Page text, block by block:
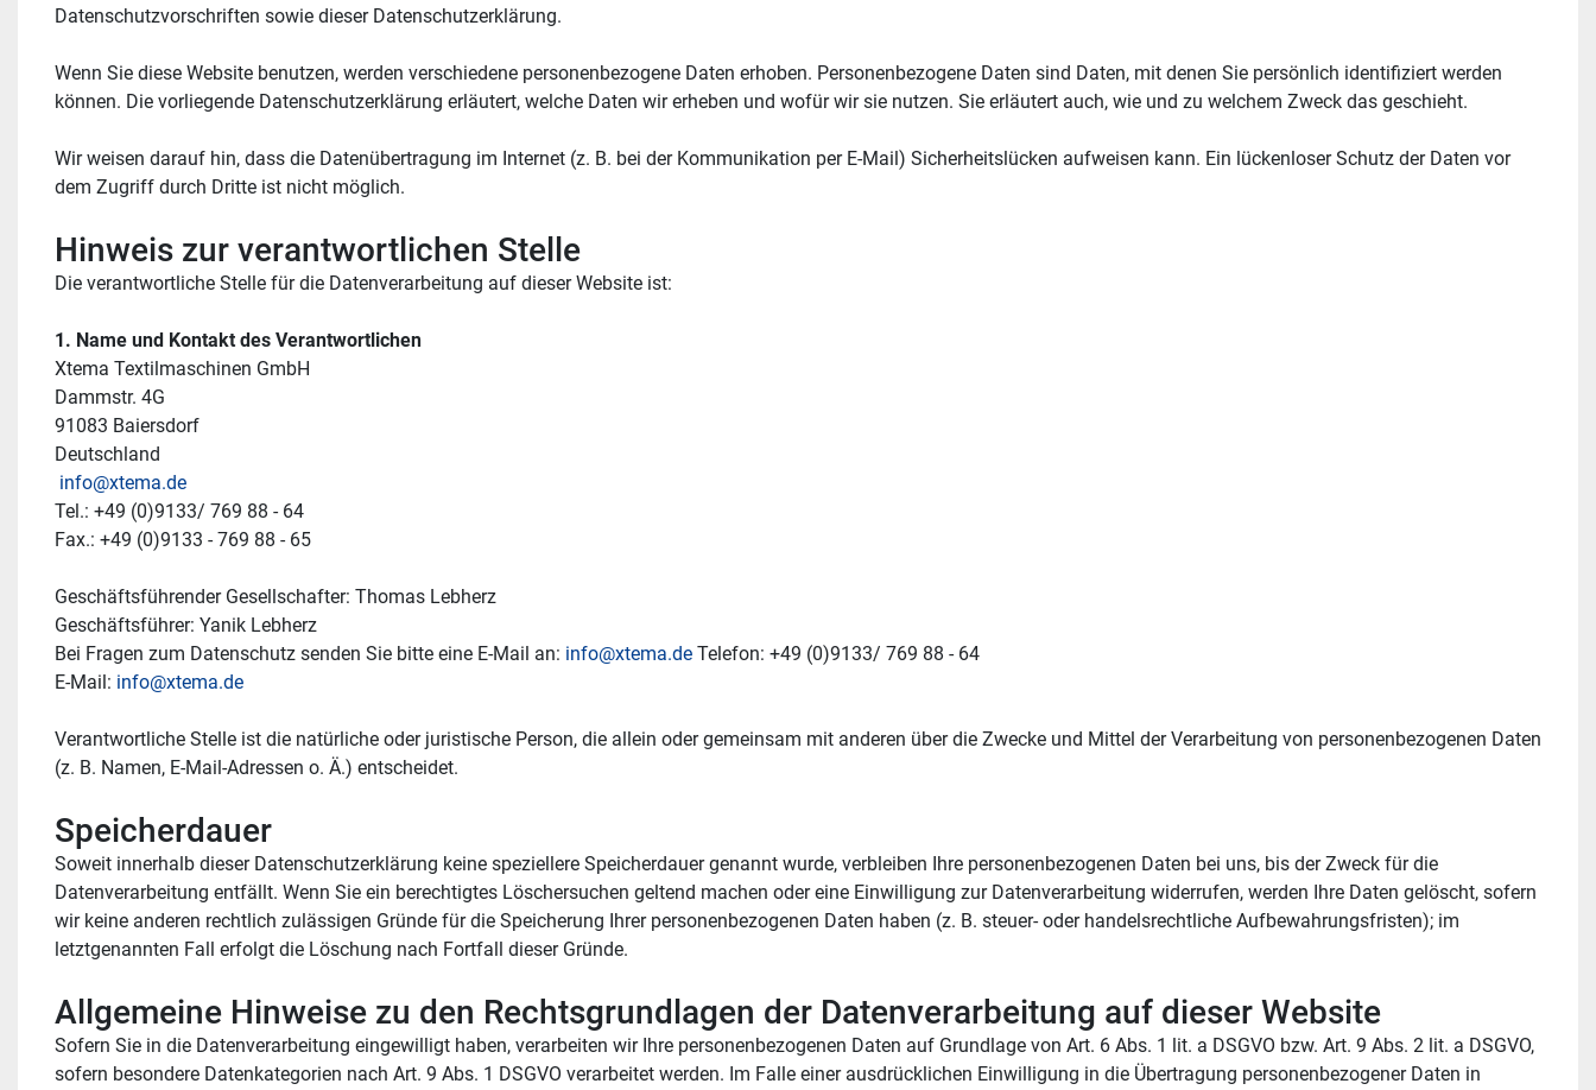
Datenschutzvorschriften sowie dieser Datenschutzerklärung.
Wenn Sie diese Website benutzen, werden verschiedene personenbezogene Daten erhoben. Personenbezogene Daten sind Daten, mit denen Sie persönlich identifiziert werden
können. Die vorliegende Datenschutzerklärung erläutert, welche Daten wir erheben und wofür wir sie nutzen. Sie erläutert auch, wie und zu welchem Zweck das geschieht.
Wir weisen darauf hin, dass die Datenübertragung im Internet (z. B. bei der Kommunikation per E-Mail) Sicherheitslücken aufweisen kann. Ein lückenloser Schutz der Daten vor
dem Zugriff durch Dritte ist nicht möglich.
Hinweis zur verantwortlichen Stelle
Die verantwortliche Stelle für die Datenverarbeitung auf dieser Website ist:
1. Name und Kontakt des Verantwortlichen
Xtema Textilmaschinen GmbH
Dammstr. 4G
91083 Baiersdorf
Deutschland
info@xtema.de
Tel.: +49 (0)9133/ 769 88 - 64
Fax.: +49 (0)9133 - 769 88 - 65
Geschäftsführender Gesellschafter: Thomas Lebherz
Geschäftsführer: Yanik Lebherz
Bei Fragen zum Datenschutz senden Sie bitte eine E-Mail an: info@xtema.de Telefon: +49 (0)9133/ 769 88 - 64
E-Mail: info@xtema.de
Verantwortliche Stelle ist die natürliche oder juristische Person, die allein oder gemeinsam mit anderen über die Zwecke und Mittel der Verarbeitung von personenbezogenen Daten
(z. B. Namen, E-Mail-Adressen o. Ä.) entscheidet.
Speicherdauer
Soweit innerhalb dieser Datenschutzerklärung keine speziellere Speicherdauer genannt wurde, verbleiben Ihre personenbezogenen Daten bei uns, bis der Zweck für die
Datenverarbeitung entfällt. Wenn Sie ein berechtigtes Löschersuchen geltend machen oder eine Einwilligung zur Datenverarbeitung widerrufen, werden Ihre Daten gelöscht, sofern
wir keine anderen rechtlich zulässigen Gründe für die Speicherung Ihrer personenbezogenen Daten haben (z. B. steuer- oder handelsrechtliche Aufbewahrungsfristen); im
letztgenannten Fall erfolgt die Löschung nach Fortfall dieser Gründe.
Allgemeine Hinweise zu den Rechtsgrundlagen der Datenverarbeitung auf dieser Website
Sofern Sie in die Datenverarbeitung eingewilligt haben, verarbeiten wir Ihre personenbezogenen Daten auf Grundlage von Art. 6 Abs. 1 lit. a DSGVO bzw. Art. 9 Abs. 2 lit. a DSGVO,
sofern besondere Datenkategorien nach Art. 9 Abs. 1 DSGVO verarbeitet werden. Im Falle einer ausdrücklichen Einwilligung in die Übertragung personenbezogener Daten in